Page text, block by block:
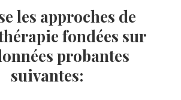
les approches de
fondées sur
probantes
suivantes: